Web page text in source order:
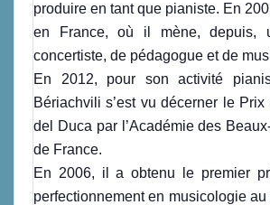
produire en tant que pianiste. En
en France, où il mène, depuis,
concertiste, de pédagogue et de
En 2012, pour son activité
Bériachvili s’est vu décerner le
del Duca par l’Académie des
de France.
En 2006, il a obtenu le premier
perfectionnement en musicologie